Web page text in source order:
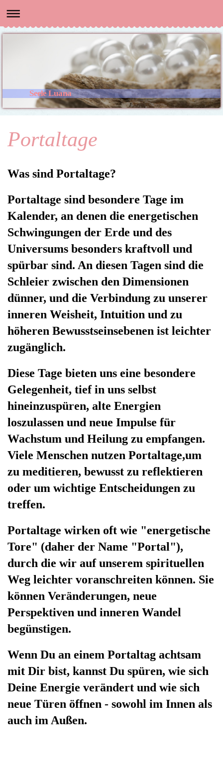
Seele Luana
Portaltage
Was sind Portaltage?
Portaltage sind besondere Tage im
Kalender, an denen die energetischen
Schwingungen der Erde und des
Universums besonders kraftvoll und
spürbar sind. An diesen Tagen sind die
Schleier zwischen den Dimensionen
dünner, und die Verbindung zu unserer
inneren Weisheit, Intuition und zu
höheren Bewusstseinsebenen ist leichter
zugänglich.
Diese Tage bieten uns eine besondere
Gelegenheit, tief in uns selbst
hineinzuspüren, alte Energien
loszulassen und neue Impulse für
Wachstum und Heilung zu empfangen.
Viele Menschen nutzen Portaltage,um
zu meditieren, bewusst zu reflektieren
oder um wichtige Entscheidungen zu
treffen.
Portaltage wirken oft wie "energetische
Tore" (daher der Name "Portal"),
durch die wir auf unserem spirituellen
Weg leichter voranschreiten können. Sie
können Veränderungen, neue
Perspektiven und inneren Wandel
begünstigen.
Wenn Du an einem Portaltag achtsam
mit Dir bist, kannst Du spüren, wie sich
Deine Energie verändert und wie sich
neue Türen öffnen - sowohl im Innen als
auch im Außen.